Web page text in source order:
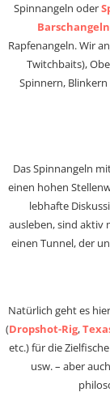
Spinnangeln oder
Barschangeln
Rapfenangeln. Wir
Twitchbaits),
Spinnern,
Das Spinnangeln
einen hohen
lebhafte
ausleben, sind aktiv
einen Tunnel, der
Natürlich geht es
(Dropshot-Rig,
etc.) für die
usw. – aber